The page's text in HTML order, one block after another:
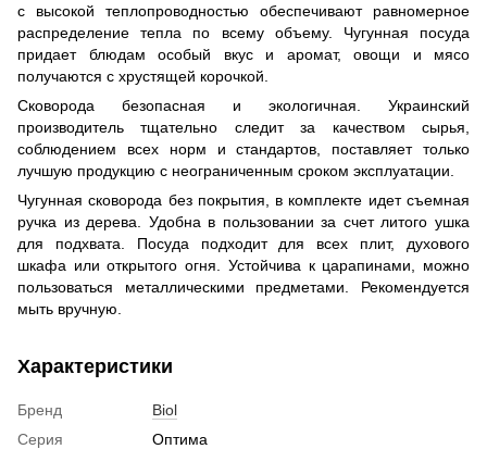
с высокой теплопроводностью обеспечивают равномерное
распределение тепла по всему объему. Чугунная посуда
придает блюдам особый вкус и аромат, овощи и мясо
получаются с хрустящей корочкой.
Сковорода безопасная и экологичная. Украинский
производитель тщательно следит за качеством сырья,
соблюдением всех норм и стандартов, поставляет только
лучшую продукцию с неограниченным сроком эксплуатации.
Чугунная сковорода без покрытия, в комплекте идет съемная
ручка из дерева. Удобна в пользовании за счет литого ушка
для подхвата. Посуда подходит для всех плит, духового
шкафа или открытого огня. Устойчива к царапинами, можно
пользоваться металлическими предметами. Рекомендуется
мыть вручную.
Характеристики
Бренд
Biol
Серия
Оптима